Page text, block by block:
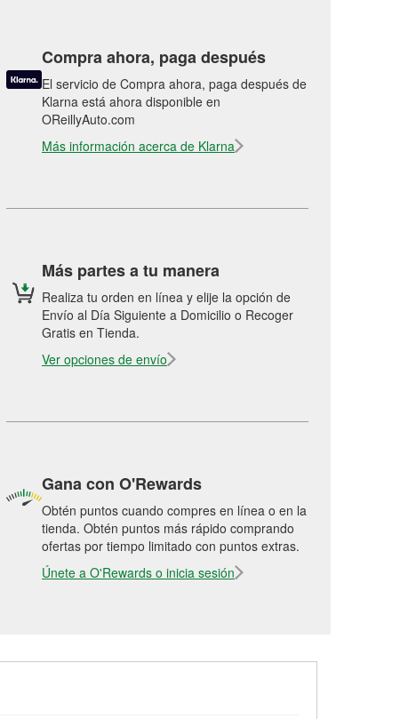
Compra ahora, paga después
El servicio de Compra ahora, paga después de
Klarna está ahora disponible en
OReillyAuto.com
Más información acerca de Klarna
Más partes a tu manera
Realiza tu orden en línea y elije la opción de
Envío al Día Siguiente a Domicilio o Recoger
Gratis en Tienda.
Ver opciones de envío
Gana con O'Rewards
Obtén puntos cuando compres en línea o en la
tienda. Obtén puntos más rápido comprando
ofertas por tiempo limitado con puntos extras.
Únete a O'Rewards o inicia sesión